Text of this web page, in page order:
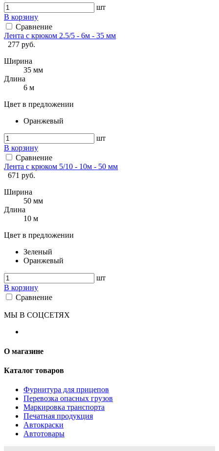
шт
В корзину
Сравнение
Лента с крюком 2.5/5 - 6м - 35 мм
277 руб.
Ширина
35 мм
Длина
6 м
Цвет в предложении
Оранжевый
шт
В корзину
Сравнение
Лента с крюком 5/10 - 10м - 50 мм
671 руб.
Ширина
50 мм
Длина
10 м
Цвет в предложении
Зеленый
Оранжевый
шт
В корзину
Сравнение
МЫ В СОЦСЕТЯХ
О магазине
Каталог товаров
Фурнитура для прицепов
Перевозка опасных грузов
Маркировка транспорта
Печатная продукция
Автокраски
Автотовары